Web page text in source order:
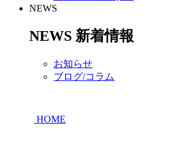
NEWS
NEWS 新着情報
お知らせ
ブログ/コラム
HOME